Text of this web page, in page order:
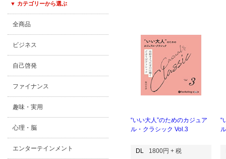
▼ カテゴリーから選ぶ
全商品
ビジネス
自己啓発
ファイナンス
趣味・実用
心理・脳
エンターテインメント
“いい大人”のためのカジュア
ル・クラシック Vol.3
DL
1800円 + 税
“